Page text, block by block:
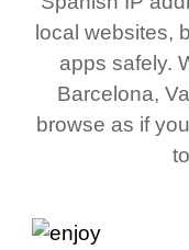
local websites,
apps safely.
Barcelona,
browse as if